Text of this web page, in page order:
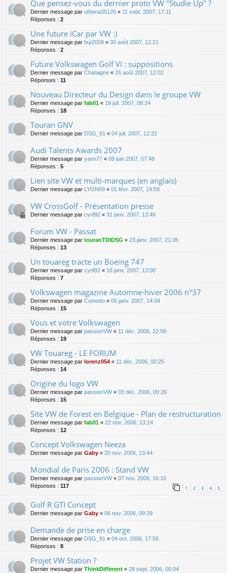
Que pensez-vous du dernier proto VW "Studie Up" ?
Dernier message par uthena35120 « 11 sept. 2007, 17:11
Réponses : 2
Une future iCar par VW :)
Dernier message par fxp2008 « 30 août 2007, 12:21
Réponses : 2
Future Volkswagen Golf VI : suppositions
Dernier message par Chataigne « 26 août 2007, 12:02
Réponses : 11
Nouveau Directeur du Design dans le groupe VW
Dernier message par fab01 « 19 juil. 2007, 08:24
Réponses : 18
Touran GNV
Dernier message par DSG_91 « 04 juil. 2007, 12:22
Audi Talents Awards 2007
Dernier message par yann77 « 09 juin 2007, 07:48
Réponses : 5
Lien site VW et multi-marques (en anglais)
Dernier message par LYON69 « 01 févr. 2007, 19:59
VW CrossGolf - Présentation presse
Dernier message par cyril92 « 31 janv. 2007, 13:46
Forum VW - Passat
Dernier message par touranTDIDSG « 23 janv. 2007, 21:05
Réponses : 13
Un touareg tracte un Boeing 747
Dernier message par cyril92 « 16 janv. 2007, 13:00
Réponses : 7
Volkswagen magazine Automne-hiver 2006 n°37
Dernier message par Comodo « 06 janv. 2007, 14:04
Réponses : 15
Vous et votre Volkswagen
Dernier message par passionVW« 11 déc. 2006, 22:59
Réponses : 19
VW Touareg - LE FORUM
Dernier message par lorenz054 « 11 déc. 2006, 00:25
Réponses : 14
Origine du logo VW
Dernier message par passionVW« 03 déc. 2006, 00:26
Réponses : 15
Site VW de Forest en Belgique - Plan de restructuration
Dernier message par fab01 « 22 nov. 2006, 13:14
Réponses : 12
Concept Volkswagen Neeza
Dernier message par Gaby « 20 nov. 2006, 13:44
Mondial de Paris 2006 : Stand VW
Dernier message par passionVW« 07 nov. 2006, 16:10
Réponses : 117 1 2 3 4 5
Golf R GTI Concept
Dernier message par Gaby « 06 nov. 2006, 09:29
Demande de prise en charge
Dernier message par DSG_91 « 04 oct. 2006, 17:56
Réponses : 8
Projet VW Station ?
Dernier message par ThinkDifferent « 28 sept. 2006, 00:04